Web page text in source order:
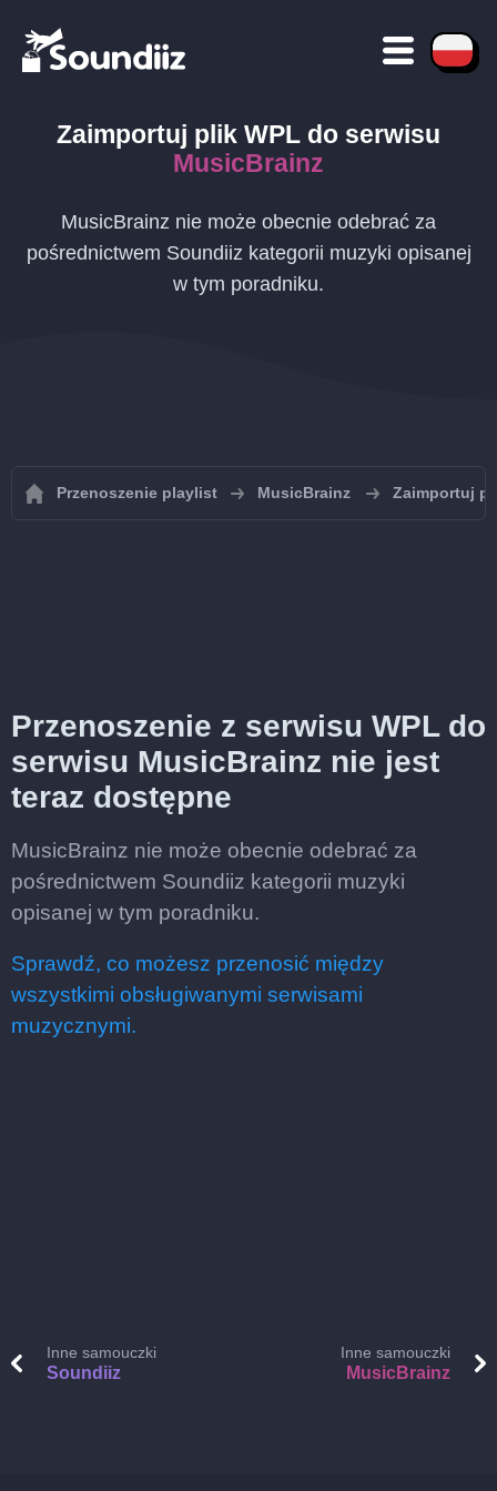
Zaimportuj plik WPL do serwisu
MusicBrainz
MusicBrainz nie może obecnie odebrać za
pośrednictwem Soundiiz kategorii muzyki opisanej
w tym poradniku.
Przenoszenie playlist MusicBrainz Zaimportuj
Przenoszenie z serwisu WPL do
serwisu MusicBrainz nie jest
teraz dostępne
MusicBrainz nie może obecnie odebrać za
pośrednictwem Soundiiz kategorii muzyki
opisanej w tym poradniku.
Sprawdź, co możesz przenosić między
wszystkimi obsługiwanymi serwisami
muzycznymi.
Inne samouczki
Soundiiz
Inne samouczki
MusicBrainz